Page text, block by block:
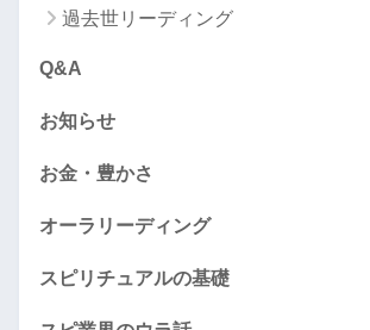
過去世リーディング
Q&A
お知らせ
お金・豊かさ
オーラリーディング
スピリチュアルの基礎